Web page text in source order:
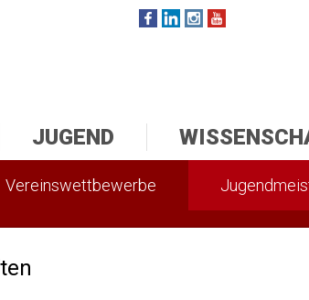
Vereinswettbewerbe
JUGEND